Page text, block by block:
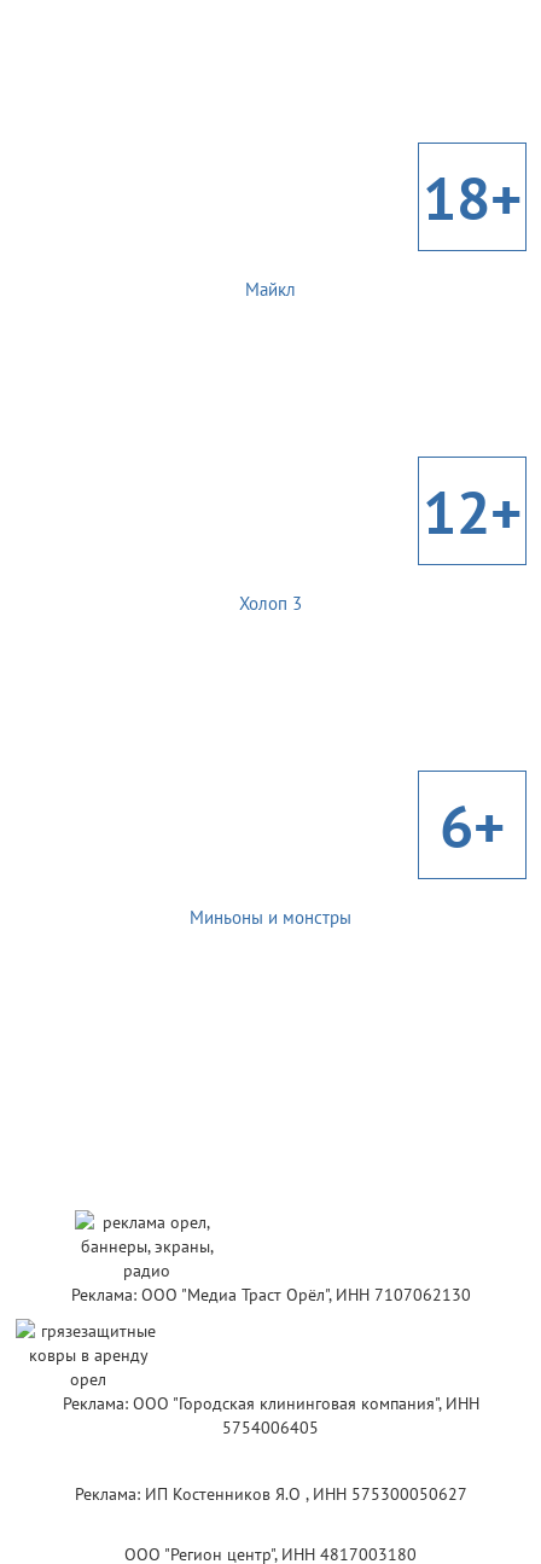
18+
Майкл
12+
Холоп 3
6+
Миньоны и монстры
Реклама: ООО "Медиа Траст Орёл", ИНН 7107062130
Реклама: ООО "Городская клининговая компания", ИНН
5754006405
Реклама: ИП Костенников Я.О , ИНН 575300050627
ООО "Регион центр", ИНН 4817003180